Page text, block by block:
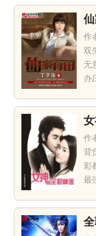
作
双
无
办
作
背
彩
最